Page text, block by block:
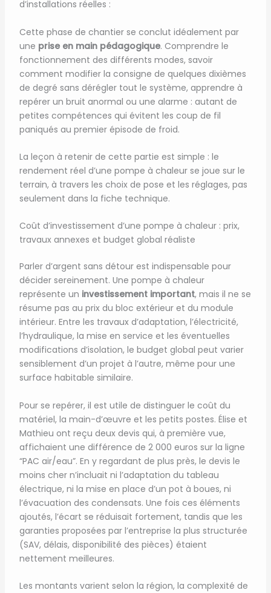
d’installations réelles :
Cette phase de chantier se conclut idéalement par
une prise en main pédagogique. Comprendre le
fonctionnement des différents modes, savoir
comment modifier la consigne de quelques dixièmes
de degré sans dérégler tout le système, apprendre à
repérer un bruit anormal ou une alarme : autant de
petites compétences qui évitent les coup de fil
paniqués au premier épisode de froid.
La leçon à retenir de cette partie est simple : le
rendement réel d’une pompe à chaleur se joue sur le
terrain, à travers les choix de pose et les réglages, pas
seulement dans la fiche technique.
Coût d’investissement d’une pompe à chaleur : prix,
travaux annexes et budget global réaliste
Parler d’argent sans détour est indispensable pour
décider sereinement. Une pompe à chaleur
représente un investissement important, mais il ne se
résume pas au prix du bloc extérieur et du module
intérieur. Entre les travaux d’adaptation, l’électricité,
l’hydraulique, la mise en service et les éventuelles
modifications d’isolation, le budget global peut varier
sensiblement d’un projet à l’autre, même pour une
surface habitable similaire.
Pour se repérer, il est utile de distinguer le coût du
matériel, la main-d’œuvre et les petits postes. Élise et
Mathieu ont reçu deux devis qui, à première vue,
affichaient une différence de 2 000 euros sur la ligne
“PAC air/eau”. En y regardant de plus près, le devis le
moins cher n’incluait ni l’adaptation du tableau
électrique, ni la mise en place d’un pot à boues, ni
l’évacuation des condensats. Une fois ces éléments
ajoutés, l’écart se réduisait fortement, tandis que les
garanties proposées par l’entreprise la plus structurée
(SAV, délais, disponibilité des pièces) étaient
nettement meilleures.
Les montants varient selon la région, la complexité de